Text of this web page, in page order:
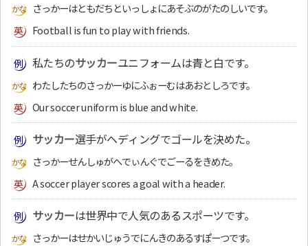
さっかーはともだちといっしょにあそぶのがたのしいです。
Football is fun to play with friends.
私たちのサッカーユニフォームは青と白です。
わたしたちのさっかーゆにふぉーむはあおとしろです。
Our soccer uniform is blue and white.
サッカー選手がヘディングでゴールを決めた。
さっかーせんしゅがへでぃんぐでごーるをきめた。
A soccer player scores a goal with a header.
サッカーは世界中で人気のあるスポーツです。
さっかーはせかいじゅうでにんきのあるすぽーつです。